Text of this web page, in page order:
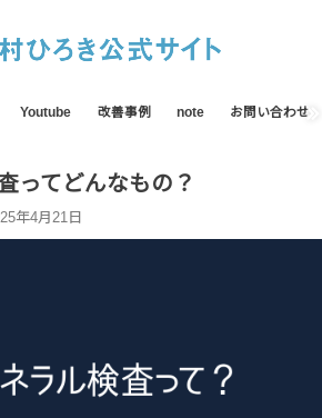
Youtube 改善事例 note お問い合わせ
ってどんなもの？
年4月21日